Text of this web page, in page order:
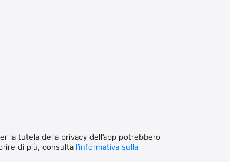
la tutela della privacy dell’app potrebbero
di più, consulta l’informativa sulla